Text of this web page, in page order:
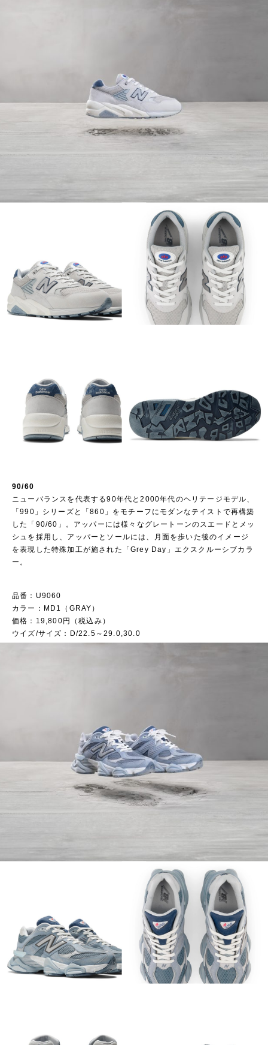
90/60
ニューバランスを代表する90年代と2000年代のヘリテージモデル、
「990」シリーズと「860」をモチーフにモダンなテイストで再構築
した「90/60」。アッパーには様々なグレートーンのスエードとメッ
シュを採用し、アッパーとソールには、月面を歩いた後のイメージ
を表現した特殊加工が施された「Grey Day」エクスクルーシブカラ
ー。
品番：U9060
カラー：MD1（GRAY）
価格：19,800円（税込み）
ウイズ/サイズ：D/22.5～29.0,30.0